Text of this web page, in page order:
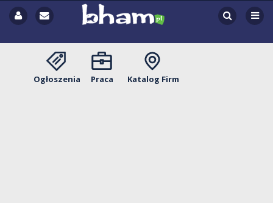
Ogłoszenia Praca Katalog Firm